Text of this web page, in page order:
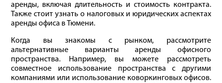
аренды, включая длительность и стоимость контракта.
Также стоит узнать о налоговых и юридических аспектах
аренды офиса в Тюмени.
Когда вы знакомы с рынком, рассмотрите
альтернативные варианты аренды офисного
пространства. Например, вы можете рассмотреть
совместное использование пространства с другими
компаниями или использование коворкинговых офисов.